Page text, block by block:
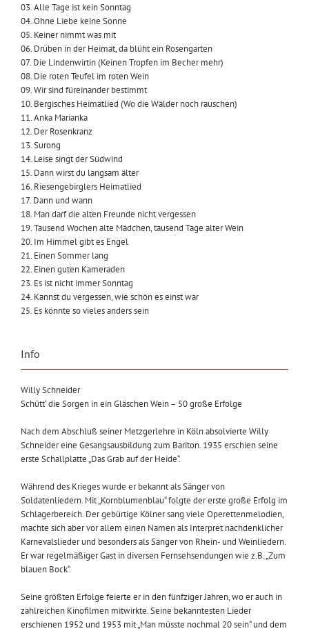
03. Alle Tage ist kein Sonntag
04. Ohne Liebe keine Sonne
05. Keiner nimmt was mit
06. Drüben in der Heimat, da blüht ein Rosengarten
07. Die Lindenwirtin (Keinen Tropfen im Becher mehr)
08. Die roten Teufel im roten Wein
09. Wir sind füreinander bestimmt
10. Bergisches Heimatlied (Wo die Wälder noch rauschen)
11. Anka Marianka
12. Der Rosenkranz
13. Surong
14. Leise singt der Südwind
15. Dann wirst du langsam älter
16. Riesengebirglers Heimatlied
17. Dann und wann
18. Man darf die alten Freunde nicht vergessen
19. Tausend Wochen alte Mädchen, tausend Tage alter Wein
20. Im Himmel gibt es Engel
21. Einen Sommer lang
22. Einen guten Kameraden
23. Es ist nicht immer Sonntag
24. Kannst du vergessen, wie schön es einst war
25. Es könnte so vieles anders sein
Info
Willy Schneider
Schütt‘ die Sorgen in ein Gläschen Wein – 50 große Erfolge
Nach dem Abschluß seiner Metzgerlehre in Köln absolvierte Willy
Schneider eine Gesangsausbildung zum Bariton. 1935 erschien seine
erste Schallplatte „Das Grab auf der Heide“.
Während des Krieges wurde er bekannt als Sänger von
Soldatenliedern. Mit „Kornblumenblau“ folgte der erste große Erfolg im
Schlagerbereich. Der gebürtige Kölner sang viele Operettenmelodien,
machte sich aber vor allem einen Namen als Interpret nachdenklicher
Karnevalslieder und besonders als Sänger von Rhein- und Weinliedern.
Er war regelmäßiger Gast in diversen Fernsehsendungen wie z.B. „Zum
blauen Bock“.
Seine größten Erfolge feierte er in den fünfziger Jahren, wo er auch in
zahlreichen Kinofilmen mitwirkte. Seine bekanntesten Lieder
erschienen 1952 und 1953 mit „Man müsste nochmal 20 sein“ und dem